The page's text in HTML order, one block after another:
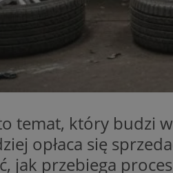
temat, który budzi
opłaca się
jak przebiega
MvSessID
euds
__cf_bm